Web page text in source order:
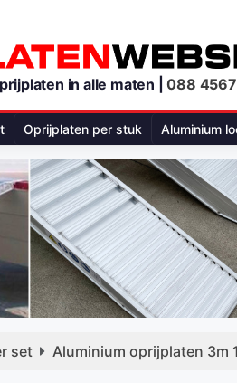
in alle maten |088
Oprijplaten per stuk Aluminium
set Aluminium oprijplaten 3m